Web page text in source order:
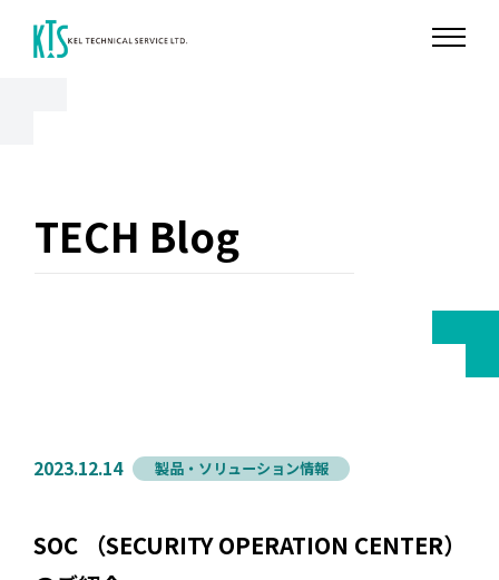
TECH Blog
2023.12.14 製品・ソリューション情報
SOC （SECURITY OPERATION CENTER）